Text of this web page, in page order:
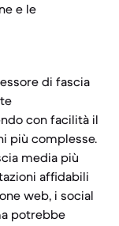
e le
di fascia
con facilità il
più complesse.
media più
affidabili
web, i social
potrebbe